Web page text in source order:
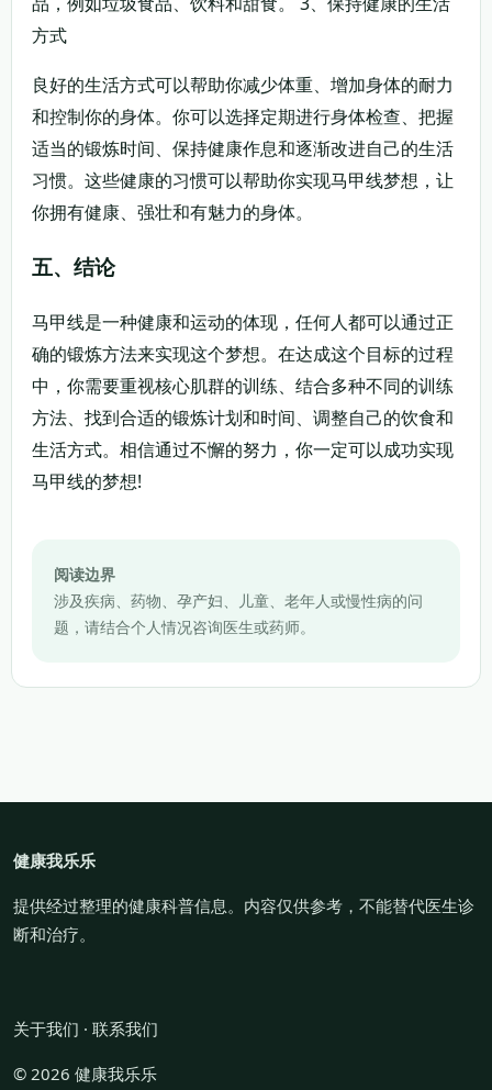
方式
良好的生活方式可以帮助你减少体重、增加身体的耐力
和控制你的身体。你可以选择定期进行身体检查、把握
适当的锻炼时间、保持健康作息和逐渐改进自己的生活
习惯。这些健康的习惯可以帮助你实现马甲线梦想，让
你拥有健康、强壮和有魅力的身体。
五、结论
马甲线是一种健康和运动的体现，任何人都可以通过正
确的锻炼方法来实现这个梦想。在达成这个目标的过程
中，你需要重视核心肌群的训练、结合多种不同的训练
方法、找到合适的锻炼计划和时间、调整自己的饮食和
生活方式。相信通过不懈的努力，你一定可以成功实现
马甲线的梦想!
阅读边界
涉及疾病、药物、孕产妇、儿童、老年人或慢性病的问
题，请结合个人情况咨询医生或药师。
健康我乐乐
提供经过整理的健康科普信息。内容仅供参考，不能替代医生诊
断和治疗。
关于我们 · 联系我们
© 2026 健康我乐乐